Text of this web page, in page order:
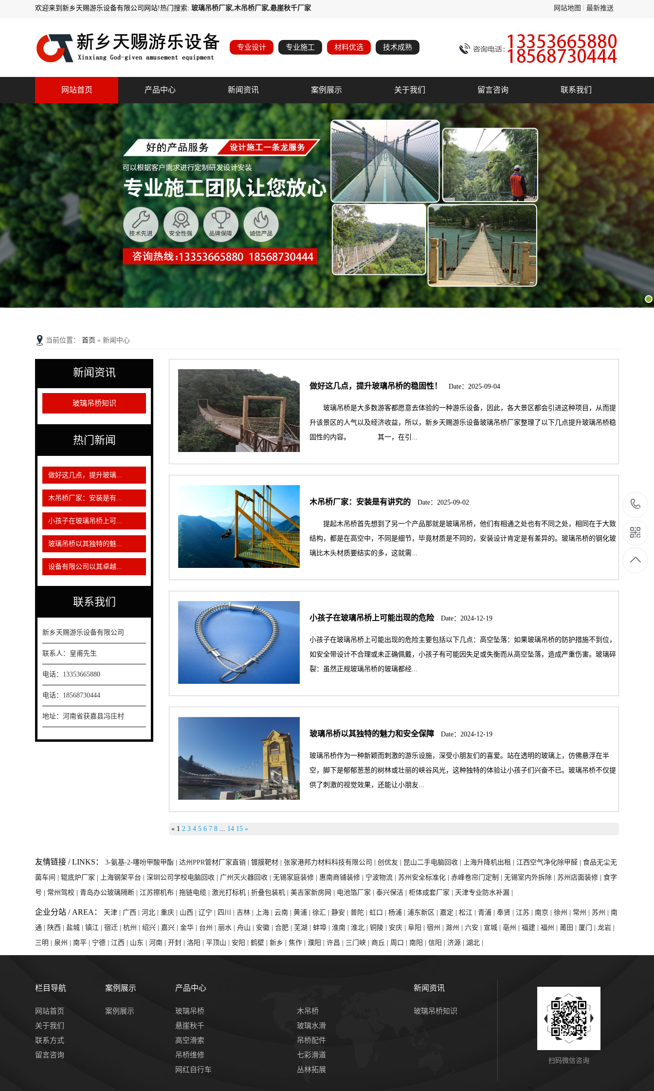
欢迎来到新乡天赐游乐设备有限公司网站!热门搜索: 玻璃吊桥厂家,木吊桥厂家,悬崖秋千厂家 网站地图 最新推送
专业设计 专业施工 材料优选 技术成熟
网站首页 产品中心 新闻资讯 案例展示 关于我们 留言咨询 联系我们
当前位置： 首页 » 新闻中心
新闻资讯
玻璃吊桥知识
热门新闻
做好这几点，提升玻璃...
木吊桥厂家：安装是有...
小孩子在玻璃吊桥上可...
玻璃吊桥以其独特的魅...
设备有限公司以其卓越...
联系我们
新乡天赐游乐设备有限公司
联系人：皇甫先生
电话： 13353665880
电话：18568730444
地址：河南省获嘉县冯庄村
做好这几点，提升玻璃吊桥的稳固性！ Date：2025-09-04
玻璃吊桥是大多数游客都愿意去体验的一种游乐设备，因此，各大景区都会引进这种项目，从而提
升该景区的人气以及经济收益，所以，新乡天赐游乐设备玻璃吊桥厂家整理了以下几点提升玻璃吊桥稳
固性的内容。 其一，在引...
木吊桥厂家：安装是有讲究的 Date：2025-09-02
提起木吊桥首先想到了另一个产品那就是玻璃吊桥，他们有相通之处也有不同之处，相同在于大致
结构，都是在高空中，不同是细节，毕竟材质是不同的，安装设计肯定是有差异的。玻璃吊桥的钢化玻
璃比木头材质要结实的多，这就需...
小孩子在玻璃吊桥上可能出现的危险 Date：2024-12-19
小孩子在玻璃吊桥上可能出现的危险主要包括以下几点：高空坠落：如果玻璃吊桥的防护措施不到位，
如安全带设计不合理或未正确佩戴，小孩子有可能因失足或失衡而从高空坠落，造成严重伤害。玻璃碎
裂：虽然正规玻璃吊桥的玻璃都经...
玻璃吊桥以其独特的魅力和安全保障 Date：2024-12-19
玻璃吊桥作为一种新颖而刺激的游乐设施，深受小朋友们的喜爱。站在透明的玻璃上，仿佛悬浮在半
空，脚下是郁郁葱葱的树林或壮丽的峡谷风光，这种独特的体验让小孩子们兴奋不已。玻璃吊桥不仅提
供了刺激的视觉效果，还能让小朋友...
« 1 2 3 4 5 6 7 8 ... 14 15 »
友情链接 / LINKS： 3-氨基-2-噻吩甲酸甲酯 | 达州PPR管材厂家直销 | 镀膜靶材 | 张家港邦力材料科技有限公司 | 创优友 | 昆山二手电脑回收 | 上海升降机出租 | 江西空气净化除甲醛 | 食品无尘无
菌车间 | 辊底炉厂家 | 上海钢架平台 | 深圳公司学校电脑回收 | 广州灭火器回收 | 无锡家庭装修 | 惠南商铺装修 | 宁波物流 | 苏州安全标准化 | 赤峰卷帘门定制 | 无锡室内外拆除 | 苏州店面装修 | 食字
号 | 常州驾校 | 青岛办公玻璃隔断 | 江苏擦机布 | 拖链电缆 | 激光打标机 | 折叠包装机 | 美吉家新房网 | 电池箔厂家 | 泰兴保洁 | 柜体成套厂家 | 天津专业防水补漏 |
企业分站 / AREA： 天津 | 广西 | 河北 | 重庆 | 山西 | 辽宁 | 四川 | 吉林 | 上海 | 云南 | 黄浦 | 徐汇 | 静安 | 普陀 | 虹口 | 杨浦 | 浦东新区 | 嘉定 | 松江 | 青浦 | 奉贤 | 江苏 | 南京 | 徐州 | 常州 | 苏州 | 南
通 | 陕西 | 盐城 | 镇江 | 宿迁 | 杭州 | 绍兴 | 嘉兴 | 金华 | 台州 | 丽水 | 舟山 | 安徽 | 合肥 | 芜湖 | 蚌埠 | 淮南 | 淮北 | 铜陵 | 安庆 | 阜阳 | 宿州 | 滁州 | 六安 | 宣城 | 亳州 | 福建 | 福州 | 莆田 | 厦门 | 龙岩 |
三明 | 泉州 | 南平 | 宁德 | 江西 | 山东 | 河南 | 开封 | 洛阳 | 平顶山 | 安阳 | 鹤壁 | 新乡 | 焦作 | 濮阳 | 许昌 | 三门峡 | 商丘 | 周口 | 南阳 | 信阳 | 济源 | 湖北 |
栏目导航
网站首页
关于我们
联系方式
留言咨询
案例展示
案例展示
产品中心
玻璃吊桥
木吊桥
悬崖秋千
玻璃水滑
高空滑索
吊桥配件
吊桥维修
七彩滑道
网红自行车
丛林拓展
新闻资讯
玻璃吊桥知识
扫码微信咨询